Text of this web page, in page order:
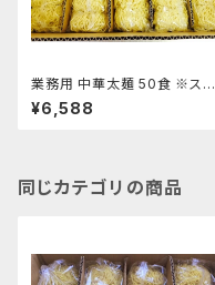
業務用 中華太麺 50食 ※スー
プ無
¥6,588
同じカテゴリの商品